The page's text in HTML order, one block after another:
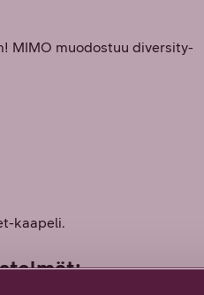
MIMO muodostuu diversity-
kaapeli.